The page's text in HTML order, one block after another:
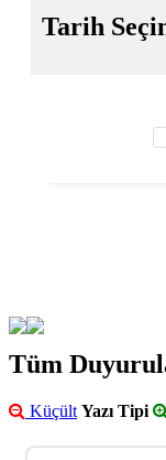
Tarih
Tüm
Küçült Yazı Tipi